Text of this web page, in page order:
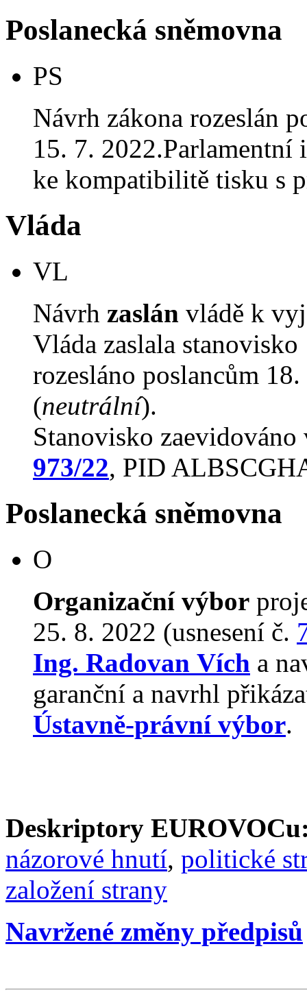
Poslanecká sněmovna
PS
Návrh zákona rozeslán
15. 7.
ke kompatibilitě tisku s
Vláda
VL
Návrh zaslán vládě k
Vláda zaslala
rozesláno poslancům
(neutrální).
Stanovisko
973/22, PID
Poslanecká sněmovna
O
Organizační výbor
25. 8. 2022 (usnesení č.
Ing. Radovan Vích a
garanční a navrhl
Ústavně-právní výbor.
Deskriptory
názorové hnutí, politické
založení strany
Navržené změny předpisů